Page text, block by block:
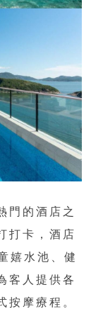
門的酒店之
打卡，酒店
嬉水池、健
客人提供各
按摩療程。